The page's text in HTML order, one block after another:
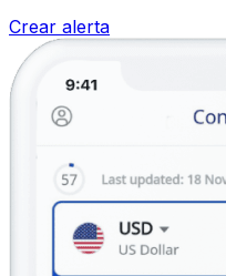
Crear alerta